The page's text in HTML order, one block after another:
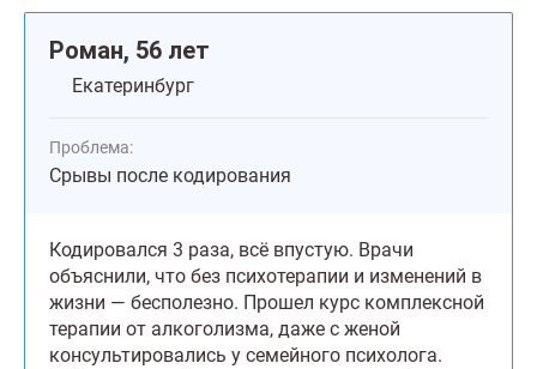
Роман, 56 лет
Екатеринбург
Проблема:
Срывы после кодирования
Кодировался 3 раза, всё впустую. Врачи
объяснили, что без психотерапии и изменений в
жизни — бесполезно. Прошел курс комплексной
терапии от алкоголизма, даже с женой
консультировались у семейного психолога.